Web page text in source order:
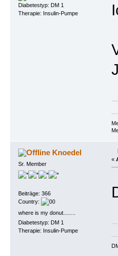
Diabetestyp: DM 1
Therapie: Insulin-Pumpe
Knoedel
Sr. Member
Beiträge: 366
Country:
where is my donut........
Diabetestyp: DM 1
Therapie: Insulin-Pumpe
«